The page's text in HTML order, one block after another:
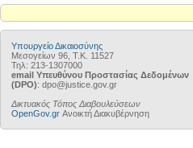
Υπουργείο Δικαιοσύνης
Μεσογείων 96, Τ.Κ. 11527
Τηλ: 213-1307000
email Υπευθύνου Προστασίας Δεδομένων
(DPO): dpo@justice.gov.gr
Δικτυακός Τόπος Διαβουλεύσεων
OpenGov.gr Ανοικτή Διακυβέρνηση